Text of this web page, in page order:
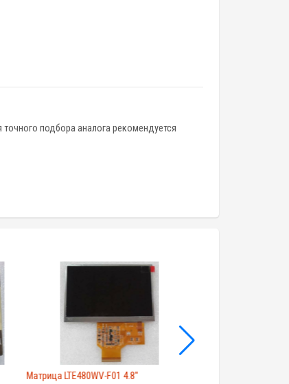
подбора аналога рекомендуется
Матрица LTE480WV-F01 4.8"